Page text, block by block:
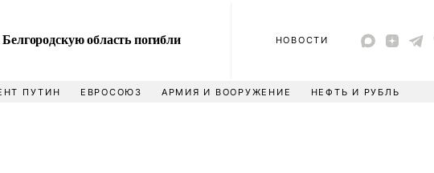
область погибли
НОВОСТИ
ПУТИН ЕВРОСОЮЗ АРМИЯ И ВООРУЖЕНИЕ НЕФТЬ И РУБЛЬ